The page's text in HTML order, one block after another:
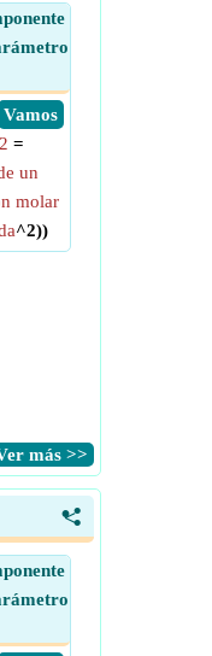
​ Vamos
=
un
molar
^2))
más >>
<